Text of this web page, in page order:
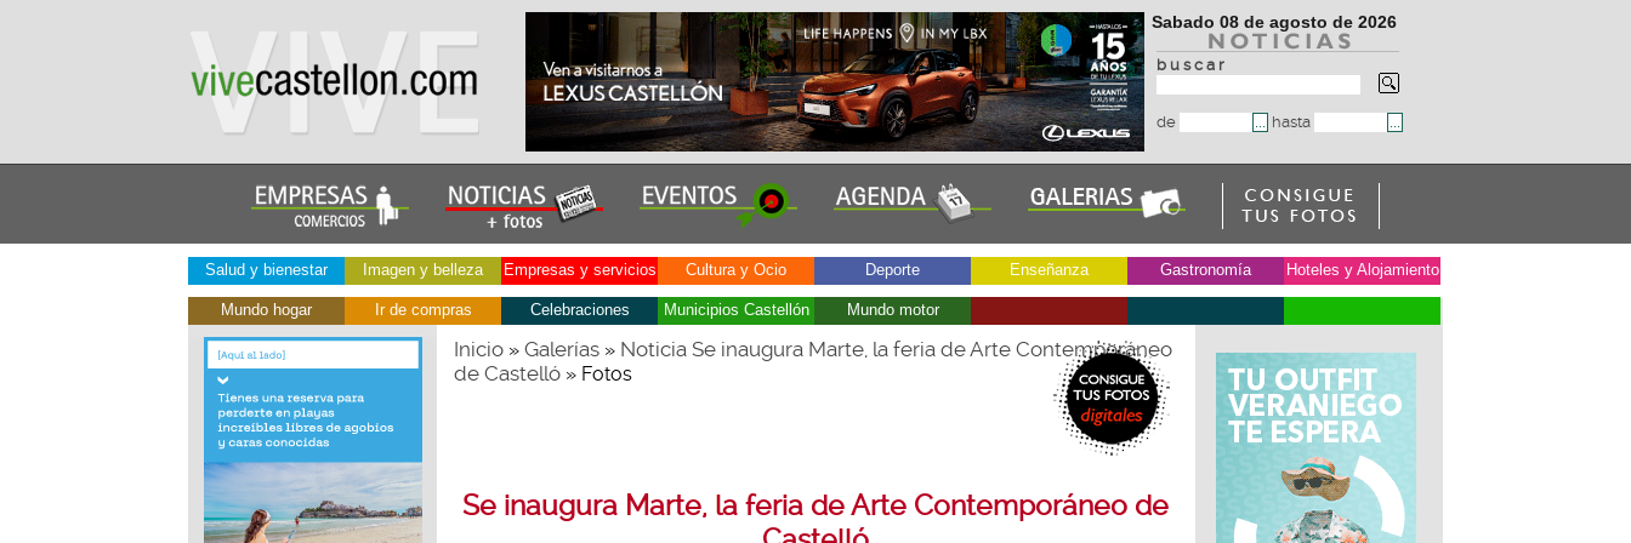
Sabado 08 de agosto de 2026
b u s c a r
de hasta
Salud y bienestar Imagen y belleza Empresas y servicios Cultura y Ocio Deporte Enseñanza Gastronomía Hoteles y Alojamiento
Mundo hogar Ir de compras Celebraciones Municipios Castellón Mundo motor
Inicio» Galerías» Noticia Se inaugura Marte, la feria de Arte Contemporáneo
de Castelló» Fotos
Se inaugura Marte, la feria de Arte Contemporáneo de